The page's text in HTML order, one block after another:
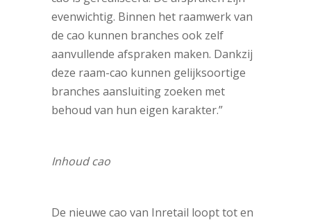
evenwichtig. Binnen het raamwerk van
de cao kunnen branches ook zelf
aanvullende afspraken maken. Dankzij
deze raam-cao kunnen gelijksoortige
branches aansluiting zoeken met
behoud van hun eigen karakter.”
Inhoud cao
De nieuwe cao van Inretail loopt tot en